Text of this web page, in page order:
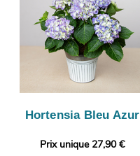
Hortensia Bleu Azur
Prix unique 27,90 €